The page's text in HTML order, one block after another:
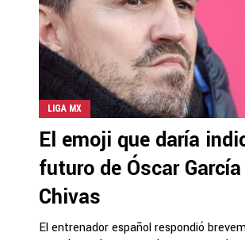
LIGA MX
El emoji que daría
futuro de Óscar
Chivas
El entrenador español respondió